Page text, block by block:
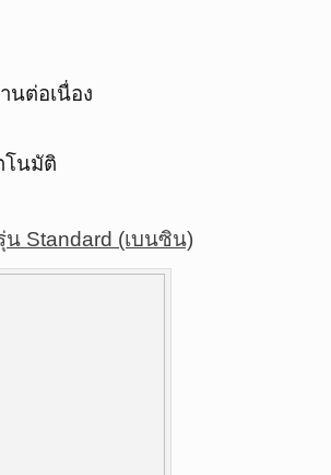
นต่อเนื่อง
โนมัติ
น Standard (เบนซิน)